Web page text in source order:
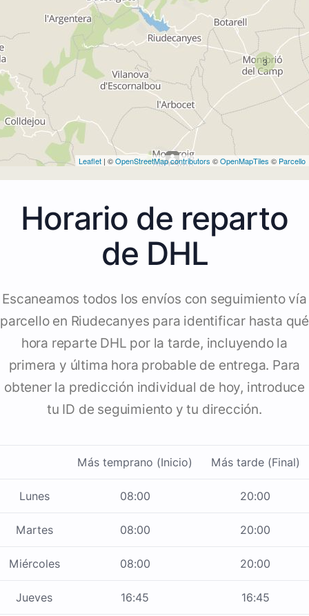
3
Leaflet | ©OpenStreetMap contributors ©OpenMapTiles © Parcello
Horario de reparto
de DHL
Escaneamos todos los envíos con seguimiento vía
parcello en Riudecanyes para identificar hasta qué
hora reparte DHL por la tarde, incluyendo la
primera y última hora probable de entrega. Para
obtener la predicción individual de hoy, introduce
tu ID de seguimiento y tu dirección.
Más temprano (Inicio) Más tarde (Final)
Lunes 08:00 20:00
Martes 08:00 20:00
Miércoles 08:00 20:00
Jueves 16:45 16:45